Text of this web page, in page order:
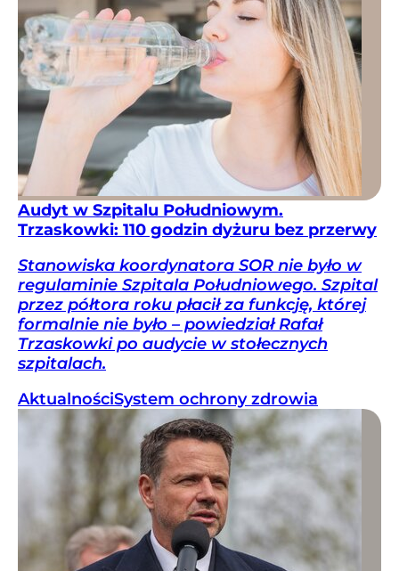
Audyt w Szpitalu Południowym.
Trzaskowki: 110 godzin dyżuru bez przerwy
Stanowiska koordynatora SOR nie było w
regulaminie Szpitala Południowego. Szpital
przez półtora roku płacił za funkcję, której
formalnie nie było – powiedział Rafał
Trzaskowki po audycie w stołecznych
szpitalach.
AktualnościSystem ochrony zdrowia